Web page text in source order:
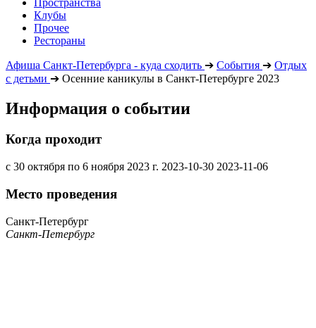
Клубы
Прочее
Рестораны
Афиша Санкт-Петербурга - куда сходить ➔ События ➔ Отдых
с детьми ➔ Осенние каникулы в Санкт-Петербурге 2023
Информация о событии
Когда проходит
с 30 октября по 6 ноября 2023 г. 2023-10-30 2023-11-06
Место проведения
Санкт-Петербург
Санкт-Петербург